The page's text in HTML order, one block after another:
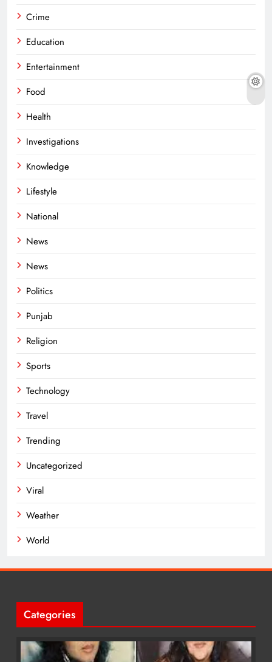
Crime
Education
Entertainment
Food
Health
Investigations
Knowledge
Lifestyle
National
News
News
Politics
Punjab
Religion
Sports
Technology
Travel
Trending
Uncategorized
Viral
Weather
World
Categories